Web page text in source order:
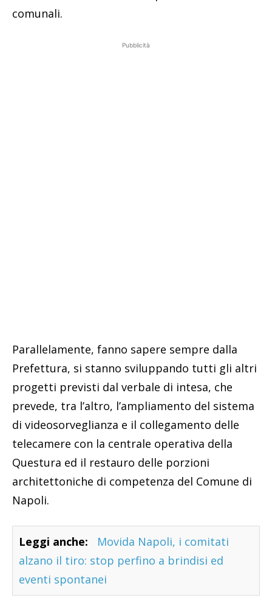
comunali.
Pubblicità
Parallelamente, fanno sapere sempre dalla
Prefettura, si stanno sviluppando tutti gli altri
progetti previsti dal verbale di intesa, che
prevede, tra l’altro, l’ampliamento del sistema
di videosorveglianza e il collegamento delle
telecamere con la centrale operativa della
Questura ed il restauro delle porzioni
architettoniche di competenza del Comune di
Napoli.
Leggi anche:
Movida Napoli, i comitati
alzano il tiro: stop perfino a brindisi ed
eventi spontanei